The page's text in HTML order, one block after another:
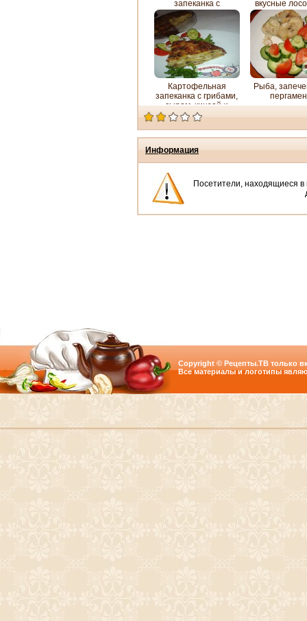
запеканка с
вешенками и
шпинатом
вкусные
котлетки с
хрена
Картофельная
запеканка с грибами,
сыром, кинзой и
сметаной
Рыба,
Информация
Посетители, находящиеся в
Copyright © Рецепты.ТВ только
Все материалы и логотипы